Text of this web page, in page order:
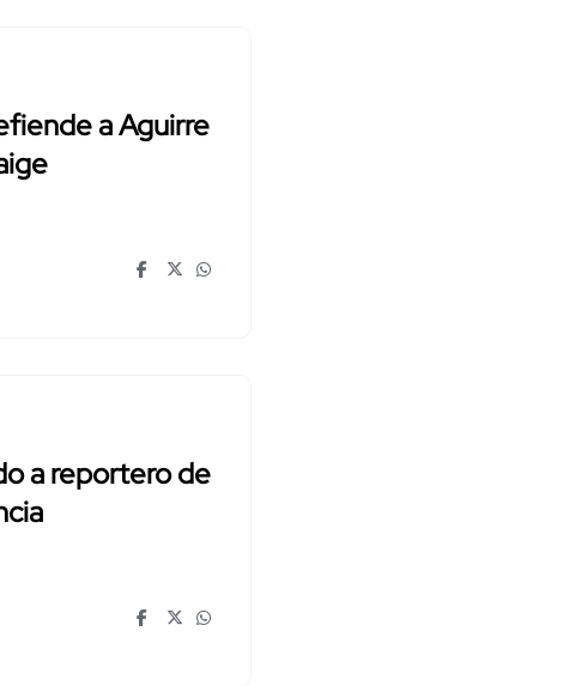
a Aguirre
a reportero de